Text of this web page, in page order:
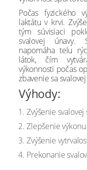
Počas fyzického
laktátu v krvi.
tým súvisiaci
svalovej únavy.
napomáha telu
látok, čím
výkonnosti počas
zbavenie sa
Výhody:
Zvýšenie svalovej
Zlepšenie výkonu
Zvýšenie
Prekonanie